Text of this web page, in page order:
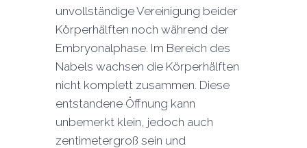
unvollständige Vereinigung beider
Körperhälften noch während der
Embryonalphase. Im Bereich des
Nabels wachsen die Körperhälften
nicht komplett zusammen. Diese
entstandene Öffnung kann
unbemerkt klein, jedoch auch
zentimetergroß sein und